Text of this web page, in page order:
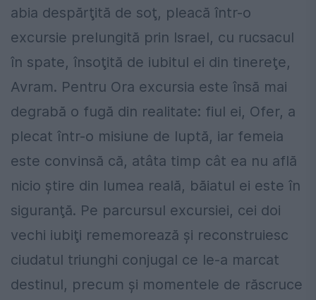
abia despărţită de soţ, pleacă într-o
excursie prelungită prin Israel, cu rucsacul
în spate, însoţită de iubitul ei din tinereţe,
Avram. Pentru Ora excursia este însă mai
degrabă o fugă din realitate: fiul ei, Ofer, a
plecat într-o misiune de luptă, iar femeia
este convinsă că, atâta timp cât ea nu află
nicio ştire din lumea reală, băiatul ei este în
siguranţă. Pe parcursul excursiei, cei doi
vechi iubiţi rememorează şi reconstruiesc
ciudatul triunghi conjugal ce le-a marcat
destinul, precum şi momentele de răscruce